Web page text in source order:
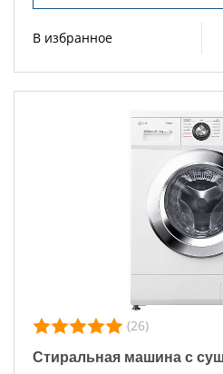
В избранное
(26)
Стиральная машина с